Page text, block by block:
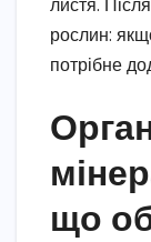
листя.
рослин:
потрібне
що